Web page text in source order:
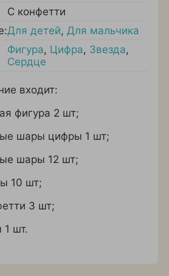
С конфетти
Для детей, Для мальчика
Фигура, Цифра, Звезда,
Сердце
входит:
фигура 2 шт;
шары цифры 1 шт;
шары 12 шт;
10 шт;
3 шт;
шт.